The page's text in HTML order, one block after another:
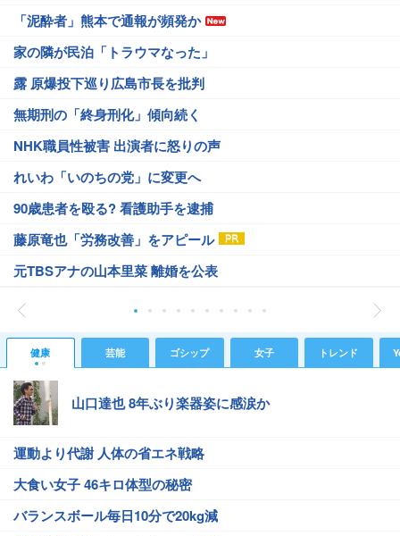
「泥酔者」熊本で通報が頻発か
家の隣が民泊「トラウマなった」
露 原爆投下巡り広島市長を批判
無期刑の「終身刑化」傾向続く
NHK職員性被害 出演者に怒りの声
れいわ「いのちの党」に変更へ
90歳患者を殴る? 看護助手を逮捕
藤原竜也「労務改善」をアピール
元TBSアナの山本里菜 離婚を公表
健康 芸能 ゴシップ 女子 トレンド
山口達也 8年ぶり楽器姿に感涙か
運動より代謝 人体の省エネ戦略
大食い女子 46キロ体型の秘密
バランスボール毎日10分で20kg減